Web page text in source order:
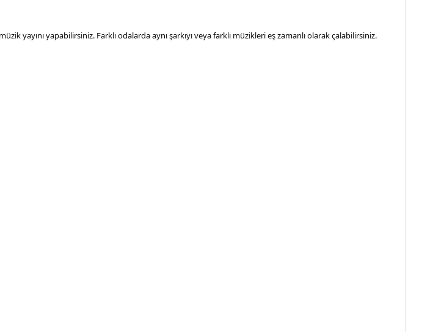
yayını yapabilirsiniz. Farklı odalarda aynı şarkıyı veya farklı müzikleri eş zamanlı olarak çalabilirsiniz.